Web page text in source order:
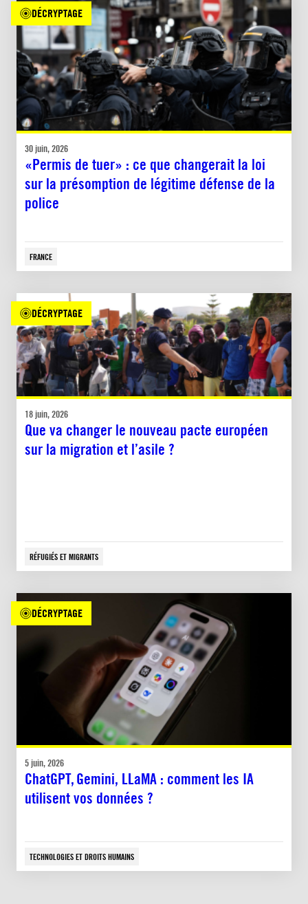
DÉCRYPTAGE
30 juin, 2026
«Permis de tuer» : ce que changerait la loi
sur la présomption de légitime défense de la
police
FRANCE
DÉCRYPTAGE
18 juin, 2026
Que va changer le nouveau pacte européen
sur la migration et l’asile ?
RÉFUGIÉS ET MIGRANTS
DÉCRYPTAGE
5 juin, 2026
ChatGPT, Gemini, LLaMA : comment les IA
utilisent vos données ?
TECHNOLOGIES ET DROITS HUMAINS